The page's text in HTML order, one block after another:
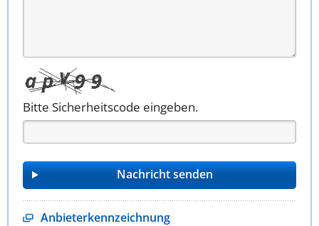
Bitte Sicherheitscode eingeben.
Anbieterkennzeichnung